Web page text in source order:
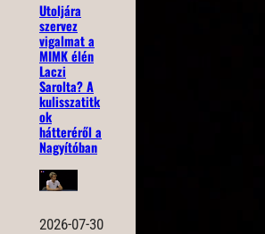
Utoljára
szervez
vigalmat a
MIMK élén
Laczi
Sarolta? A
kulisszatitk
ok
hátteréről a
Nagyítóban
2026-07-30